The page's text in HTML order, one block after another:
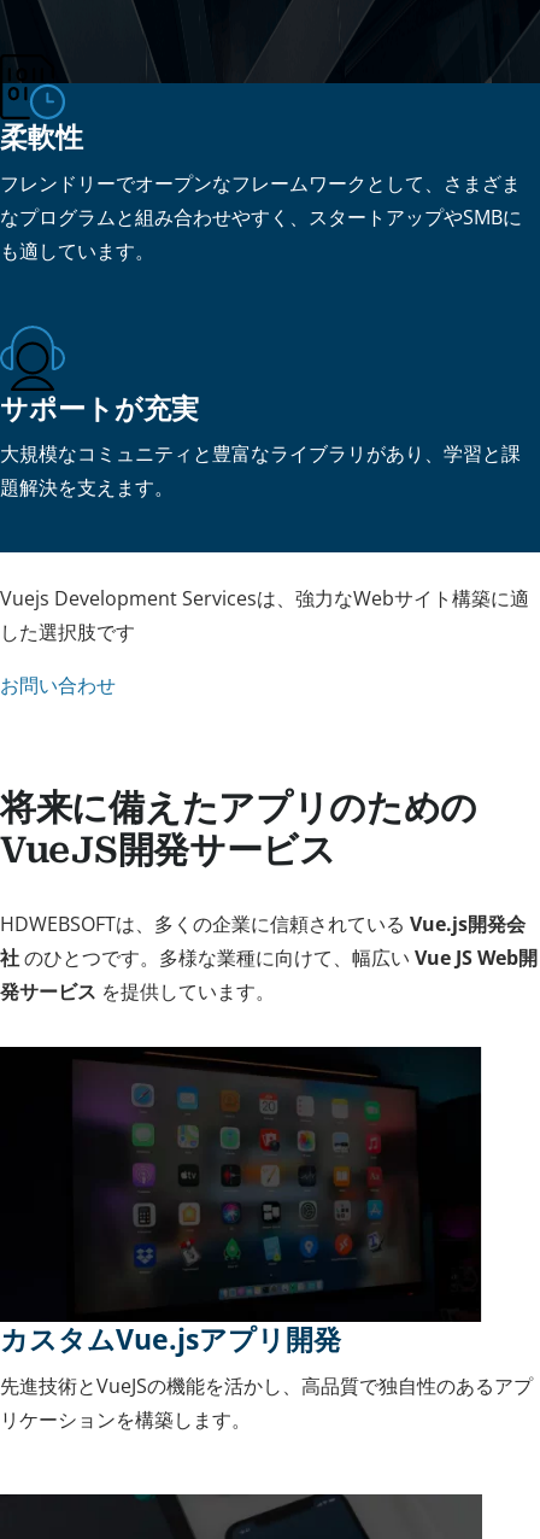
柔軟性
フレンドリーでオープンなフレームワークとして、さまざま
なプログラムと組み合わせやすく、スタートアップやSMBに
も適しています。
サポートが充実
大規模なコミュニティと豊富なライブラリがあり、学習と課
題解決を支えます。
Vuejs Development Servicesは、強力なWebサイト構築に適
した選択肢です
お問い合わせ
将来に備えたアプリのための
VueJS開発サービス
HDWEBSOFTは、多くの企業に信頼されている Vue.js開発会
社のひとつです。多様な業種に向けて、幅広い Vue JS Web開
発サービス を提供しています。
カスタムVue.jsアプリ開発
先進技術とVueJSの機能を活かし、高品質で独自性のあるアプ
リケーションを構築します。